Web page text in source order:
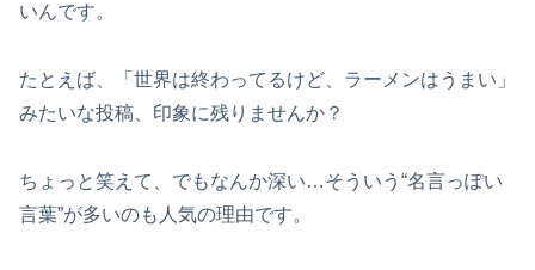
いんです。
たとえば、「世界は終わってるけど、ラーメンはうまい」
みたいな投稿、印象に残りませんか？
ちょっと笑えて、でもなんか深い…そういう“名言っぽい
言葉”が多いのも人気の理由です。